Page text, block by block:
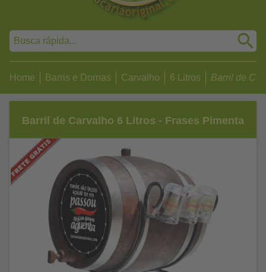
Home Barris e Dornas Carvalho 6 Litros Barril de
Barril de Carvalho 6 Litros - Frases Pimenta